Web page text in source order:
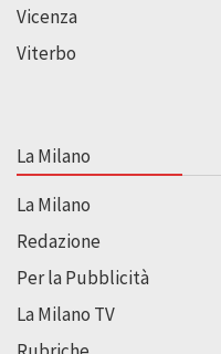
Vicenza
Viterbo
La Milano
La Milano
Redazione
Per la Pubblicità
La Milano TV